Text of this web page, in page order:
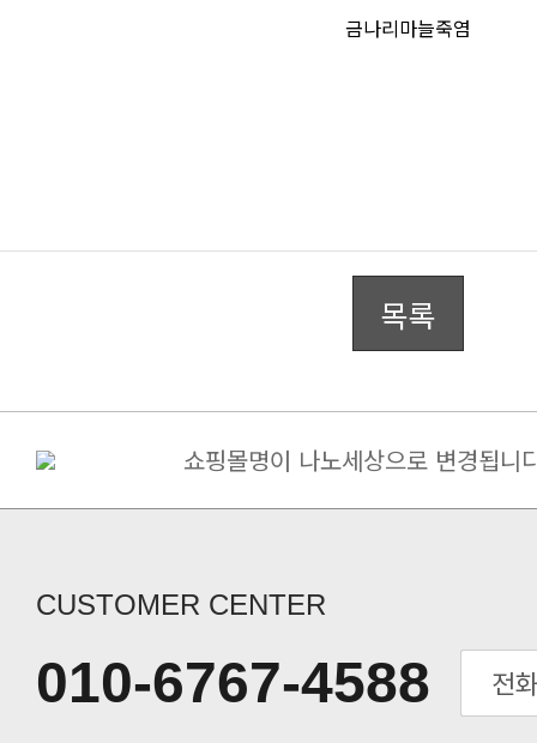
금나리마늘죽염
목록
쇼핑몰명이 나노세상으로 변경됩니
당뇨 환자용 영양조제식품/ 인산가
인산죽염 전죽염류 20%할인. 인산
사시사철 무생강진액 20%할인 인
죽염 멸치액젓(바다참맛) 20%할인
CUSTOMER CENTER
010-6767-4588